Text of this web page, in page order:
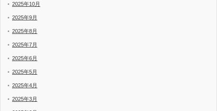
2025年10月
2025年9月
2025年8月
2025年7月
2025年6月
2025年5月
2025年4月
2025年3月